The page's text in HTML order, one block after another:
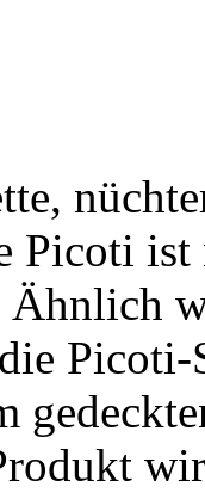
Picoti